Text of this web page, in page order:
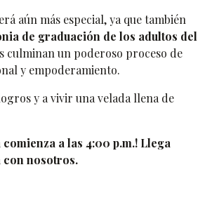
aún más especial, ya que también
de graduación de los adultos del
culminan un poderoso proceso de
y empoderamiento.
y a vivir una velada llena de
a las 4:00 p.m.! Llega
nosotros.